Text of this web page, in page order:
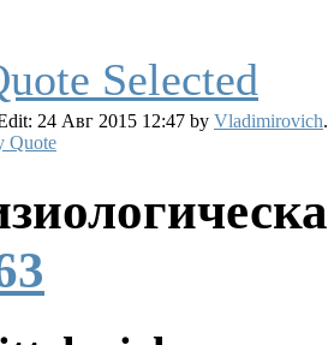
24 Авг 2015 12:47 by Vladimirovich.
Quote